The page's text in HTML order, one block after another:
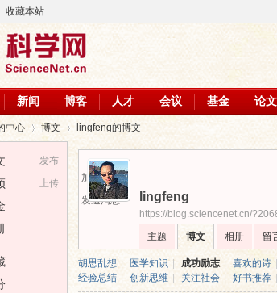
收藏本站
新闻 博客 人才 会议 基金 论文
中心 博文 lingfeng的博文
加为好友
发送消息
lingfeng
https://blog.sciencenet.cn/
主题
博文 相册 留
胡思乱想 医学知识 | 成功励志 喜欢的诗
经验总结
创新思维 关注社会 好书推荐
发布
上传